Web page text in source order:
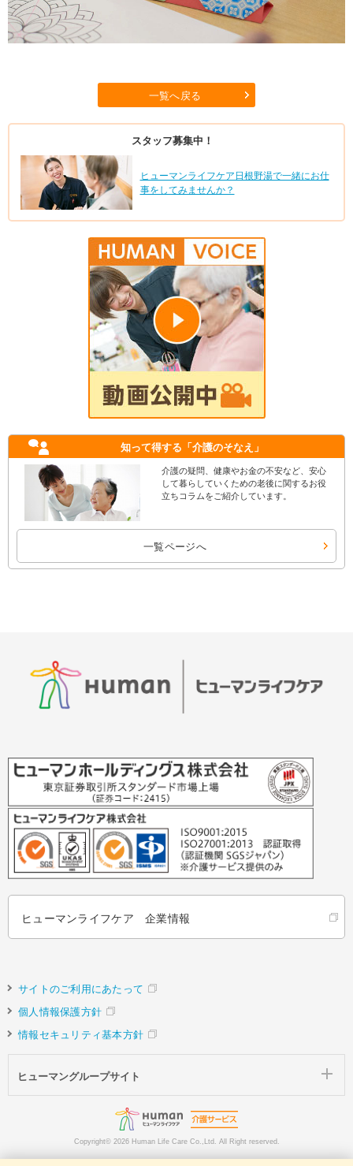
一覧へ戻る
スタッフ募集中！
ヒューマンライフケア日根野湯で一緒にお仕
事をしてみませんか？
知って得する 「介護のそなえ」
介護の疑問、健康やお金の不安など、安心
して暮らしていくための老後に関するお役
立ちコラムをご紹介しています。
一覧ページへ
ヒューマンライフケア 企業情報
サイトのご利用にあたって
個人情報保護方針
情報セキュリティ基本方針
ヒューマングループサイト
Copyright© 2026 Human Life Care Co.,Ltd. All Right reserved.